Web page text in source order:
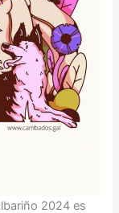
2024 es